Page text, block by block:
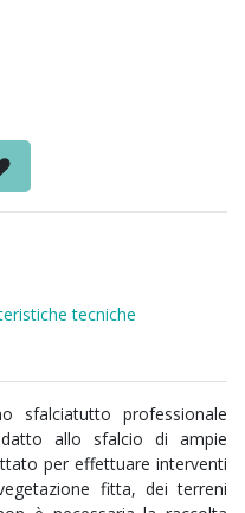
tecniche
sfalciatutto professionale
allo sfalcio di ampie
per effettuare interventi
fitta, dei terreni